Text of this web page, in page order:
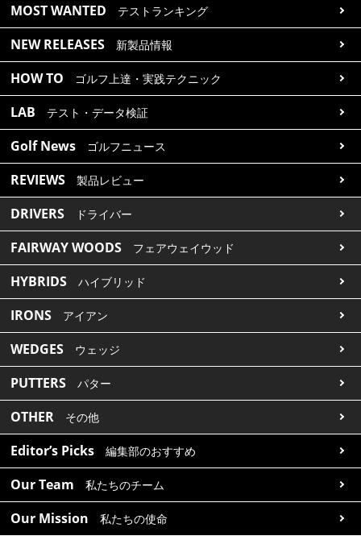
MOST WANTED テストランキング
NEW RELEASES 新製品情報
HOW TO ゴルフ上達・実践テクニック
LAB テスト・データ検証
Golf News ゴルフニュース
REVIEWS 製品レビュー
DRIVERS ドライバー
FAIRWAY WOODS フェアウェイウッド
HYBRIDS ハイブリッド
IRONS アイアン
WEDGES ウェッジ
PUTTERS パター
OTHER その他
Editor’s Picks 編集部のおすすめ
Our Team 私たちのチーム
Our Mission 私たちの使命